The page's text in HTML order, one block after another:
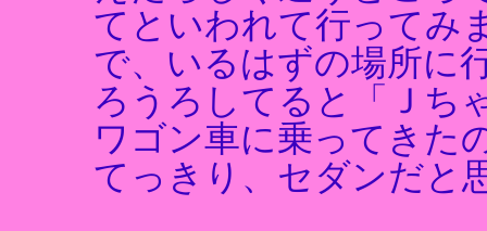
てといわれて行ってみ
で、いるはずの場所に
ろうろしてると「Ｊち
ワゴン車に乗ってきた
てっきり、セダンだと